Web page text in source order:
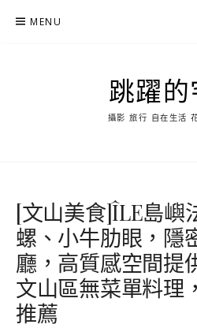
MENU
跳躍的
攝影 旅行 自在生活
[文山美食]ÎLE島嶼
螺、小牛肋眼，隱
廳，高質感空間提
文山區無菜單料理
推薦